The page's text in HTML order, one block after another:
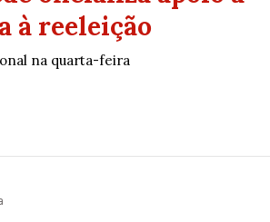
à reeleição
na quarta-feira